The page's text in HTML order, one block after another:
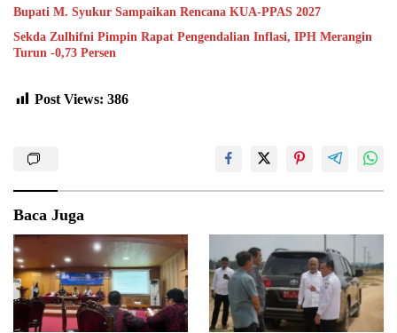
Bupati M. Syukur Sampaikan Rencana KUA-PPAS 2027
Sekda Zulhifni Pimpin Rapat Pengendalian Inflasi, IPH Merangin
Turun -0,73 Persen
Post Views: 386
Baca Juga